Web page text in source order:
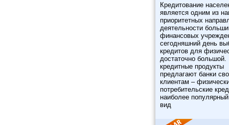
Кредитование
является одним из
приоритетных
деятельности
финансовых
сегодняшний день
кредитов для
достаточно большой.
кредитные продукты
предлагают банки
клиентам –
потребительские
наиболее
вид